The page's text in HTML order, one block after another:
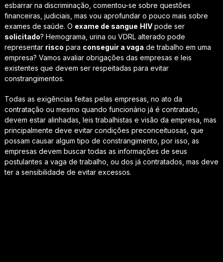
esbarrar na discriminação, comentou-se sobre questões
financeiras, judiciais, mas vou aprofundar o pouco mais sobre
exames de saúde. O exame de sangue HIVpode ser
solicitado? Hemograma, urina ou VDRL alterado pode
representar risco para conseguir a vaga de trabalho em uma
empresa? Vamos avaliar obrigações das empresas e leis
existentes que devem ser respeitadas para evitar
constrangimentos.
Todas as exigências feitas pelas empresas, no ato da
contratação ou mesmo quando funcionário já é contratado,
devem estar alinhadas, leis trabalhistas e visão da empresa, mas
principalmente deve evitar condições preconceituosas, que
possam causar algum tipo de constrangimento, por isso, as
empresas devem buscar todas as informações de seus
postulantes a vaga de trabalho, ou dos já contratados, mas deve
ter a sensibilidade de evitar excessos.